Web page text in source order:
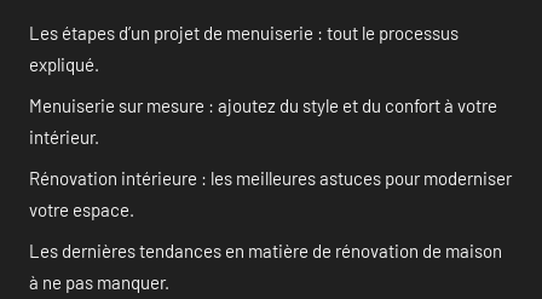
Les étapes d’un projet de menuiserie : tout le processus
expliqué.
Menuiserie sur mesure : ajoutez du style et du confort à votre
intérieur.
Rénovation intérieure : les meilleures astuces pour moderniser
votre espace.
Les dernières tendances en matière de rénovation de maison
à ne pas manquer.